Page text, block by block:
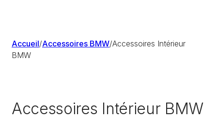
Accueil/Accessoires BMW/Accessoires Intérieur
BMW
Accessoires Intérieur BMW